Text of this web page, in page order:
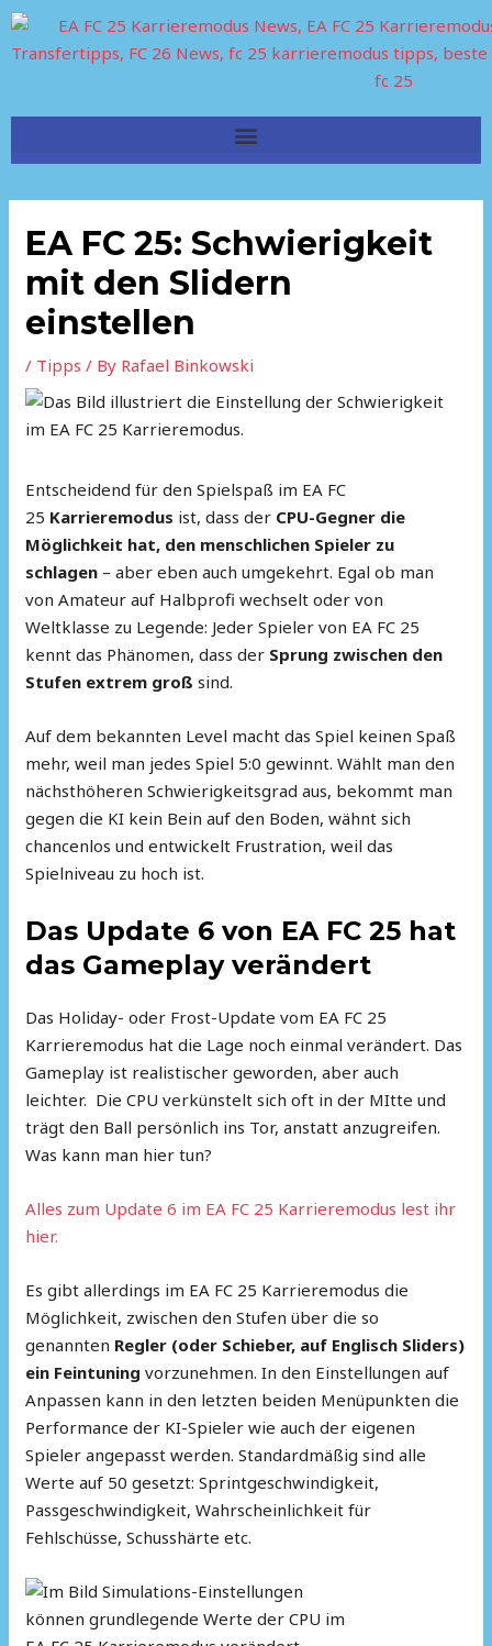
Skip
EA FC 25: Schwierigkeit
mit den Slidern
einstellen
/ Tipps / By Rafael Binkowski
Entscheidend für den Spielspaß im EA FC
25 Karrieremodus ist, dass der CPU-Gegner die
Möglichkeit hat, den menschlichen Spieler zu
schlagen – aber eben auch umgekehrt. Egal ob man
von Amateur auf Halbprofi wechselt oder von
Weltklasse zu Legende: Jeder Spieler von EA FC 25
kennt das Phänomen, dass der Sprung zwischen den
Stufen extrem groß sind.
Auf dem bekannten Level macht das Spiel keinen Spaß
mehr, weil man jedes Spiel 5:0 gewinnt. Wählt man den
nächsthöheren Schwierigkeitsgrad aus, bekommt man
gegen die KI kein Bein auf den Boden, wähnt sich
chancenlos und entwickelt Frustration, weil das
Spielniveau zu hoch ist.
Das Update 6 von EA FC 25 hat
das Gameplay verändert
Das Holiday- oder Frost-Update vom EA FC 25
Karrieremodus hat die Lage noch einmal verändert. Das
Gameplay ist realistischer geworden, aber auch
leichter. Die CPU verkünstelt sich oft in der MItte und
trägt den Ball persönlich ins Tor, anstatt anzugreifen.
Was kann man hier tun?
Alles zum Update 6 im EA FC 25 Karrieremodus lest ihr
hier.
Es gibt allerdings im EA FC 25 Karrieremodus die
Möglichkeit, zwischen den Stufen über die so
genannten Regler (oder Schieber, auf Englisch Sliders)
ein Feintuning vorzunehmen. In den Einstellungen auf
Anpassen kann in den letzten beiden Menüpunkten die
Performance der KI-Spieler wie auch der eigenen
Spieler angepasst werden. Standardmäßig sind alle
Werte auf 50 gesetzt: Sprintgeschwindigkeit,
Passgeschwindigkeit, Wahrscheinlichkeit für
Fehlschüsse, Schusshärte etc.